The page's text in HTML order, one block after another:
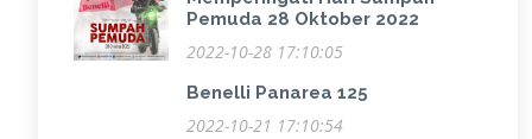
Pemuda 28 Oktober 2022
2022-10-28 17:10:05
Benelli Panarea 125
2022-10-21 17:10:54